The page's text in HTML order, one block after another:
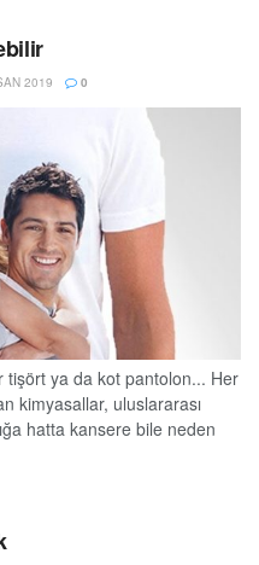
sponsorluğunda iftar
2019 0
tişört ya da kot pantolon... Her
kimyasallar, uluslararası
hatta kansere bile neden
Özer,giysilerimizdeki
etmemiz gerektiği konusunda
zor olsa da...